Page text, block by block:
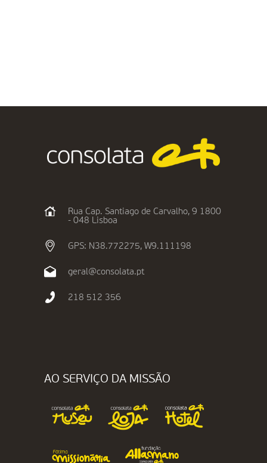
Rua Cap. Santiago de Carvalho, 9 1800
- 048 Lisboa
GPS: N38.772275, W9.111198
geral@consolata.pt
218 512 356
AO SERVIÇO DA MISSÃO